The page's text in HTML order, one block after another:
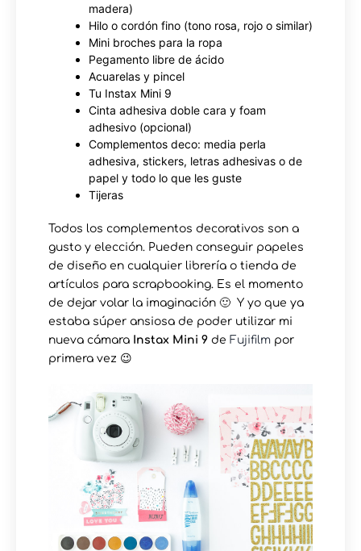
madera)
Hilo o cordón fino (tono rosa, rojo o similar)
Mini broches para la ropa
Pegamento libre de ácido
Acuarelas y pincel
Tu Instax Mini 9
Cinta adhesiva doble cara y foam
adhesivo (opcional)
Complementos deco: media perla
adhesiva, stickers, letras adhesivas o de
papel y todo lo que les guste
Tijeras
Todos los complementos decorativos son a
gusto y elección. Pueden conseguir papeles
de diseño en cualquier librería o tienda de
artículos para scrapbooking. Es el momento
de dejar volar la imaginación 🙂 Y yo que ya
estaba súper ansiosa de poder utilizar mi
nueva cámara Instax Mini 9 de Fujifilm por
primera vez 😉